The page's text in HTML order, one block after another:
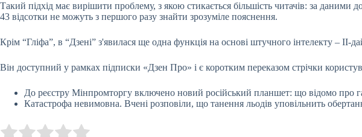
Такий підхід має вирішити проблему, з якою стикається більшість читачів: за даними
43 відсотки не можуть з першого разу знайти зрозуміле пояснення.
Крім “Гліфа”, в “Дзені” з'явилася ще одна функція на основі штучного інтелекту – ІІ-
Він доступний у рамках підписки «Дзен Про» і є коротким переказом стрічки
До реєстру Мінпромторгу включено новий російський планшет: що відомо про
Катастрофа невимовна. Вчені розповіли, що танення льодів уповільнить
Rate this item: